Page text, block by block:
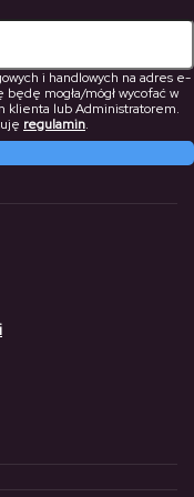
i handlowych na adres e-
mogła/mógł wycofać w
klienta lub Administratorem.
regulamin.